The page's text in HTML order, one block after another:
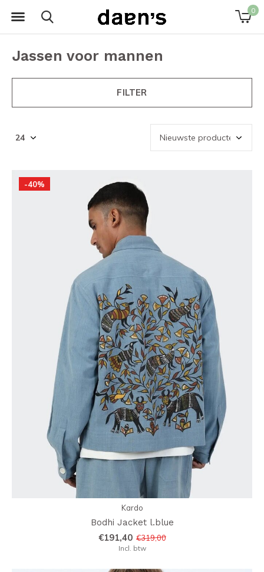
0
Jassen voor mannen
FILTER
-40%
Kardo
Bodhi Jacket l.blue
€191,40 €319,00
Incl. btw